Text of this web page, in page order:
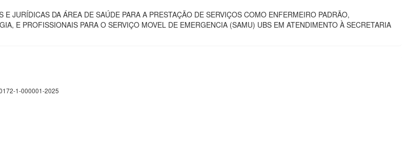
JURÍDICAS DA ÁREA DE SAÚDE PARA A PRESTAÇÃO DE SERVIÇOS COMO ENFERMEIRO PADRÃO,
E PROFISSIONAIS PARA O SERVIÇO MOVEL DE EMERGENCIA (SAMU) UBS EM ATENDIMENTO À SECRETARIA
1-000001-2025